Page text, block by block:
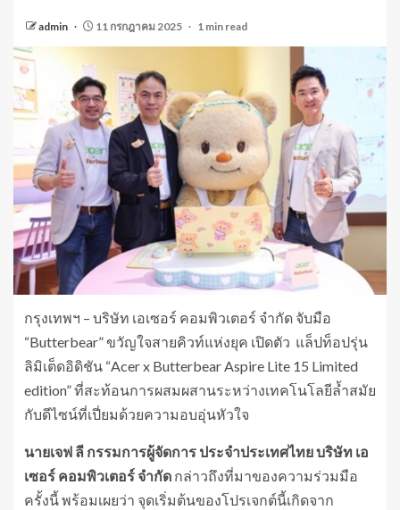
admin 11 กรกฎาคม 2025 1 min read
กรุงเทพฯ – บริษัท เอเซอร์ คอมพิวเตอร์ จำกัด จับมือ
“Butterbear” ขวัญใจสายคิวท์แห่งยุค เปิดตัว แล็ปท็อปรุ่น
ลิมิเต็ดอิดิชัน “Acer x Butterbear Aspire Lite 15 Limited
edition” ที่สะท้อนการผสมผสานระหว่างเทคโนโลยีล้ำสมัย
กับดีไซน์ที่เปี่ยมด้วยความอบอุ่นหัวใจ
นายเจฟ ลี กรรมการผู้จัดการ ประจำประเทศไทยบริษัท เอ
เซอร์ คอมพิวเตอร์จำกัด กล่าวถึงที่มาของความร่วมมือ
ครั้งนี้ พร้อมเผยว่า จุดเริ่มต้นของโปรเจกต์นี้เกิดจาก